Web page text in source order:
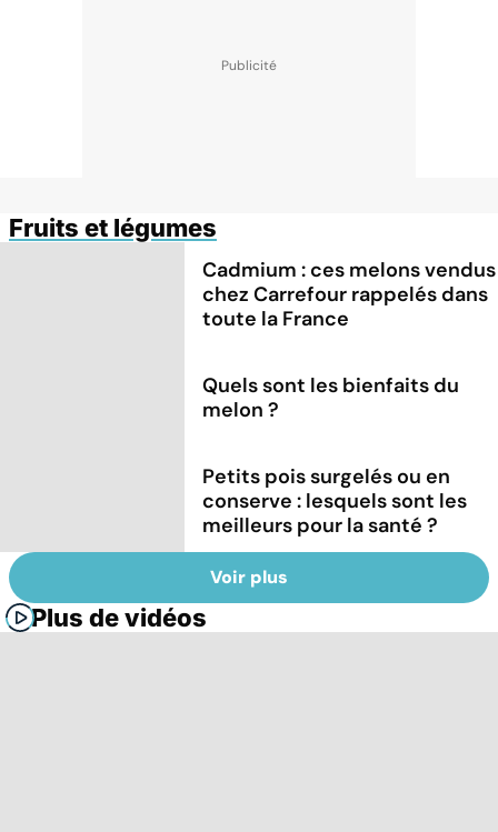
Fruits et légumes
Cadmium : ces melons vendus
chez Carrefour rappelés dans
toute la France
Quels sont les bienfaits du
melon ?
Petits pois surgelés ou en
conserve : lesquels sont les
meilleurs pour la santé ?
Voir plus
Plus de vidéos